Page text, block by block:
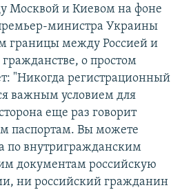
Москвой и Киевом на фоне
министра Украины
границы между Россией и
о простом
"Никогда регистрационный
важным условием для
еще раз говорит
паспортам. Вы можете
по внутригражданским
документам российскую
ни российский гражданин